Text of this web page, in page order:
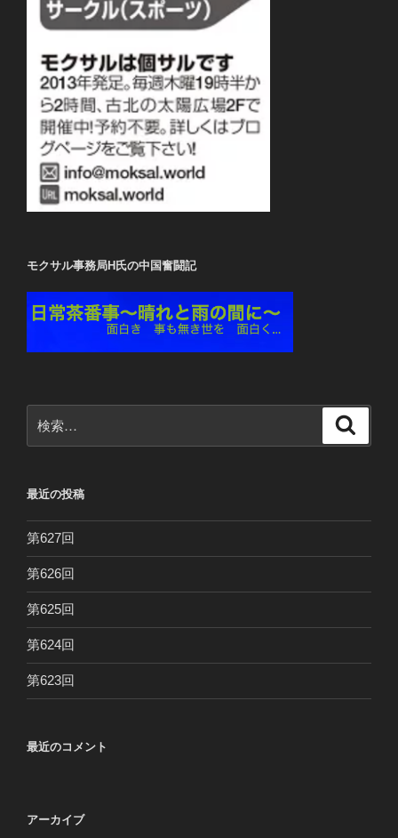
モクサル事務局H氏の中国奮闘記
索:
最近の投稿
第627回
第626回
第625回
第624回
第623回
最近のコメント
アーカイブ